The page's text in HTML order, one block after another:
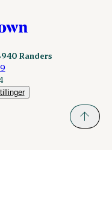
Randers